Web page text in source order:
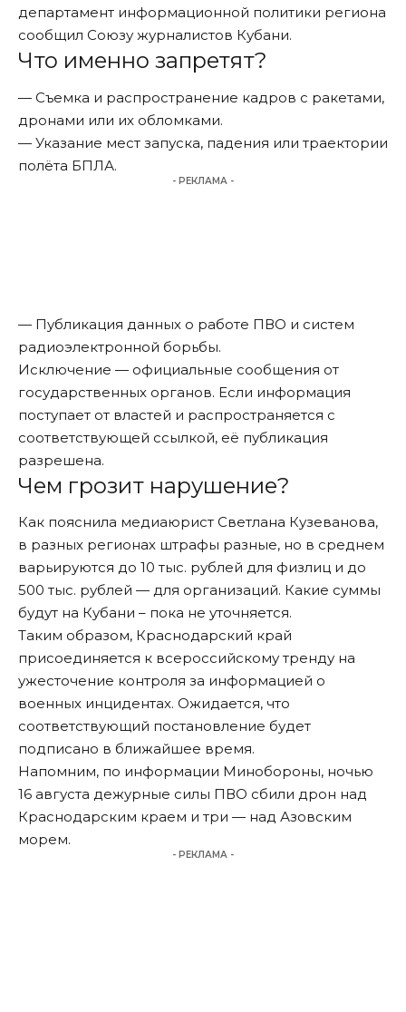
департамент информационной политики региона
сообщил Союзу журналистов Кубани.
Что именно запретят?
— Съемка и распространение кадров с ракетами,
дронами или их обломками.
— Указание мест запуска, падения или траектории
полёта БПЛА.
- РЕКЛАМА -
— Публикация данных о работе ПВО и систем
радиоэлектронной борьбы.
Исключение — официальные сообщения от
государственных органов. Если информация
поступает от властей и распространяется с
соответствующей ссылкой, её публикация
разрешена.
Чем грозит нарушение?
Как пояснила медиаюрист Светлана Кузеванова,
в разных регионах штрафы разные, но в среднем
варьируются до 10 тыс. рублей для физлиц и до
500 тыс. рублей — для организаций. Какие суммы
будут на Кубани – пока не уточняется.
Таким образом, Краснодарский край
присоединяется к всероссийскому тренду на
ужесточение контроля за информацией о
военных инцидентах. Ожидается, что
соответствующий постановление будет
подписано в ближайшее время.
Напомним, по информации Минобороны, ночью
16 августа дежурные силы ПВО сбили дрон над
Краснодарским краем и три — над Азовским
морем.
- РЕКЛАМА -